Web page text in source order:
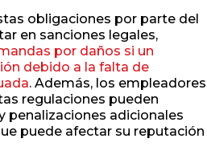
obligaciones por parte del
en sanciones legales,
por daños si un
debido a la falta de
. Además, los empleadores
regulaciones pueden
penalizaciones adicionales
puede afectar su reputación